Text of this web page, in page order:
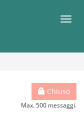
Chiuso
Max. 500 messaggi.